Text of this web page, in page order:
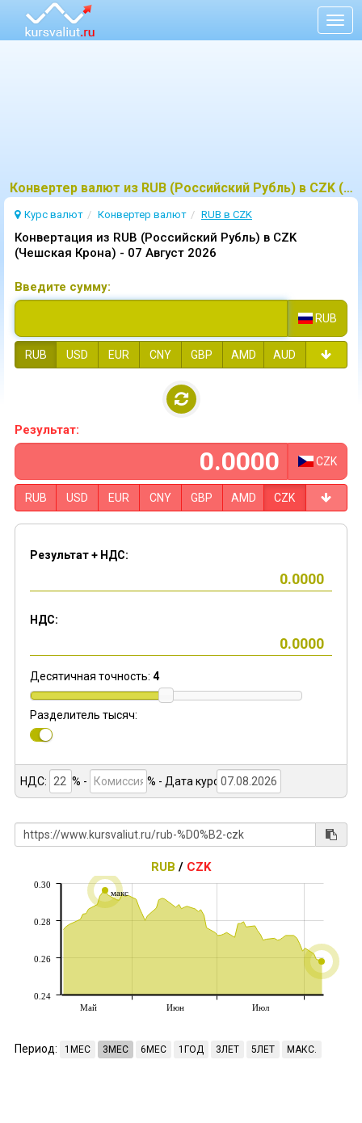
Конвертер валют из RUB (Российский Рубль) в CZK (Чешская Крона)
Курс валют Конвертер валют RUB в CZK
Конвертация из RUB (Российский Рубль) в CZK
(Чешская Крона) - 07 Август 2026
Введите сумму:
RUB
RUB USD EUR CNY GBP AMD AUD
Результат:
CZK
RUB USD EUR CNY GBP AMD CZK
Результат + НДС:
НДС:
Десятичная точность: 4
Разделитель тысяч:
НДС: % - % - Дата курса:
RUB / CZK
макс
Май Июн Июл
0.24
0.26
0.28
0.30
Период: 1МЕС 3МЕС 6МЕС 1ГОД 3ЛЕТ 5ЛЕТ МАКС.